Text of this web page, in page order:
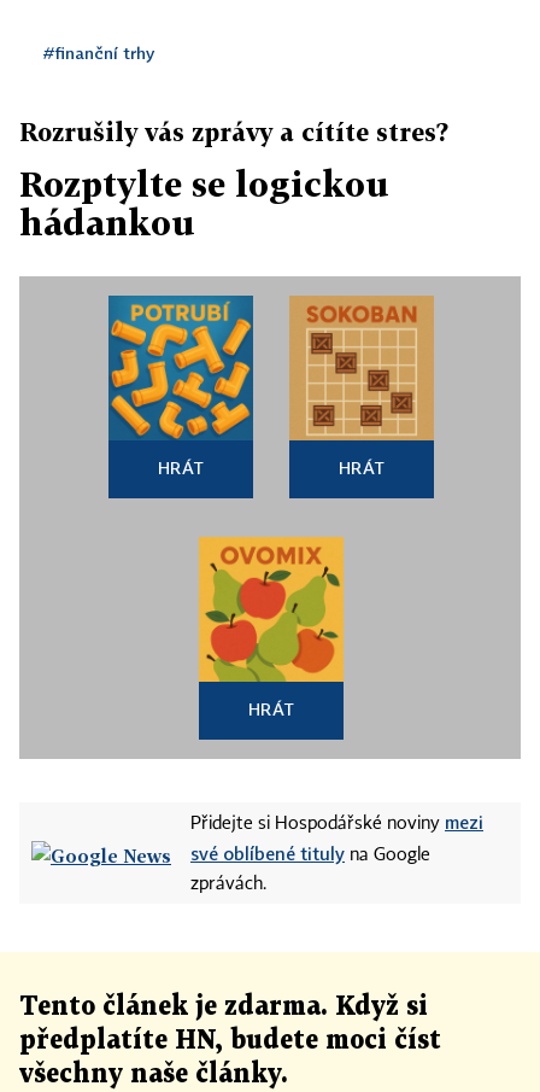
#finanční trhy
Rozrušily vás zprávy a cítíte stres?
Rozptylte se logickou
hádankou
HRÁT HRÁT
HRÁT
Přidejte si Hospodářské noviny mezi
své oblíbené tituly na Google
zprávách.
Tento článek je zdarma. Když si
předplatíte HN, budete moci číst
všechny naše články.